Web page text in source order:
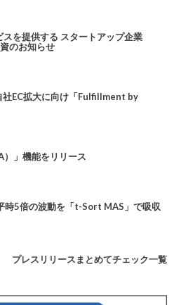
を提供する スタートアップ企業
のお知らせ
EC拡大に向け「Fulfillment by
）」機能をリリース
時5倍の波動を「t-Sort MAS」で吸収
プレスリリースまとめてチェック一覧